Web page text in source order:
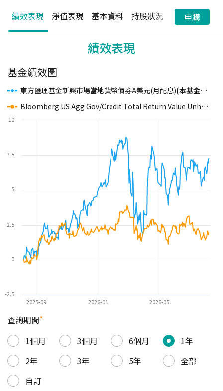
績效表現 淨值表現 基本資料 持股狀況 配息狀況
申購
績效表現
基金績效圖
東方匯理基金新興市場當地貨幣債券A美元(月配息)(本基金之配息來源可能為本金)
Bloomberg US Agg Gov/Credit Total Return Value Unhedged USD
2026-01
2025-09 2026-05
-2.5
0
2.5
5
7.5
10
查詢期間*
1個月
3個月 6個月
1年
2年
3年 5年
全部
自訂